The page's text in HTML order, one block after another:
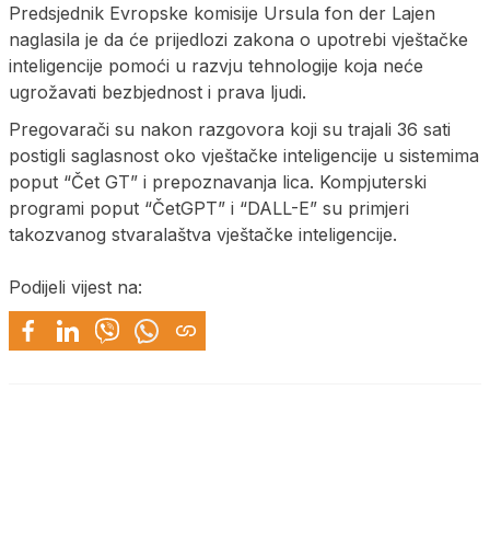
Predsjednik Evropske komisije Ursula fon der Lajen
naglasila je da će prijedlozi zakona o upotrebi vještačke
inteligencije pomoći u razvju tehnologije koja neće
ugrožavati bezbjednost i prava ljudi.
Pregovarači su nakon razgovora koji su trajali 36 sati
postigli saglasnost oko vještačke inteligencije u sistemima
poput “Čet GT” i prepoznavanja lica. Kompjuterski
programi poput “ČetGPT” i “DALL-E” su primjeri
takozvanog stvaralaštva vještačke inteligencije.
Podijeli vijest na: